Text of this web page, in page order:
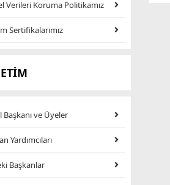
Verileri Koruma Politikamız
Sertifikalarımız
Başkanı ve Üyeler
Yardımcıları
Başkanlar